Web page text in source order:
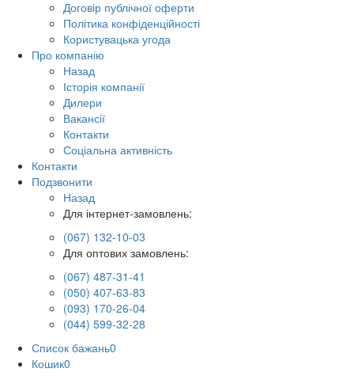
Договір публічної оферти
Політика конфіденційності
Користувацька угода
Про компанію
Назад
Історія компанії
Дилери
Вакансії
Контакти
Соціальна активність
Контакти
Подзвонити
Назад
Для інтернет-замовлень:
(067) 132-10-03
Для оптових замовлень:
(067) 487-31-41
(050) 407-63-83
(093) 170-26-04
(044) 599-32-28
Список бажань0
Кошик0